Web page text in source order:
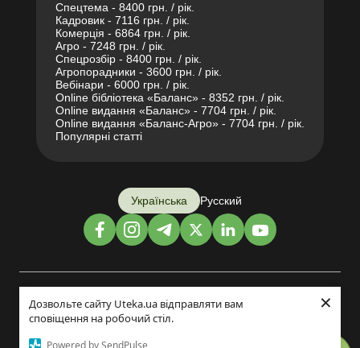
Дозвольте сайту Uteka.ua відправляти вам
сповіщення на робочий стіл.
Powered by SendPulse
×
Спецтема - 8400 грн. / рік.
Кадровик - 7116 грн. / рік.
Комерція - 6864 грн. / рік.
Агро - 7248 грн. / рік.
Спецрозбір - 8400 грн. / рік.
Агропорадники - 3600 грн. / рік.
Вебінари - 6000 грн. / рік.
Online бібліотека «Баланс» - 8352 грн. / рік.
Online видання «Баланс» - 7704 грн. / рік.
Online видання «Баланс-Агро» - 7704 грн. / рік.
Популярні статті
Українська Русский
Дизайн і розробка: